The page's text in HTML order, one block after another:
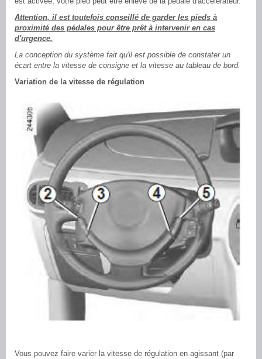
Attention, il est toutefois conseillé de garder les pieds à
proximité des pédales pour être prêt à intervenir en cas
d'urgence.
La conception du système fait qu'il est possible de constater un
écart entre la vitesse de consigne et la vitesse au tableau de bord.
Variation de la vitesse de régulation
Vous pouvez faire varier la vitesse de régulation en agissant (par